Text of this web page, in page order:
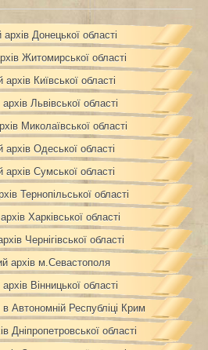
Донецької області
Житомирської області
Київської області
Львівської області
Миколаївської області
Одеської області
Сумської області
Тернопільської області
Харківської області
Чернігівської області
архів м.Севастополя
Вінницької області
Автономній Республіці Крим
Дніпропетровської області